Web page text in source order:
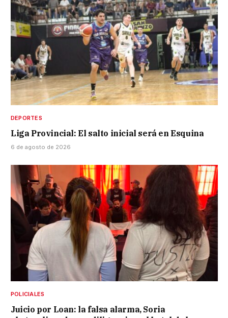
DEPORTES
Liga Provincial: El salto inicial será en Esquina
6 de agosto de 2026
POLICIALES
Juicio por Loan: la falsa alarma, Soria